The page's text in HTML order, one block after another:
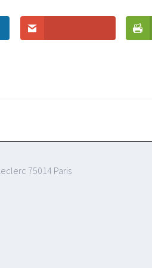
75014 Paris